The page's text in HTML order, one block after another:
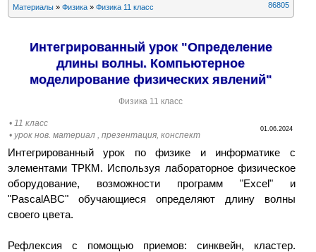
Материалы» Физика» Физика 11 класс 86805
Интегрированный урок "Определение
длины волны. Компьютерное
моделирование физических явлений"
Физика 11 класс
• 11 класс
• урок нов. материал , презентация, конспект
01.06.2024
Интегрированный урок по физике и информатике с
элементами ТРКМ. Используя лабораторное физическое
оборудование, возможности программ "Excel" и
"PascalABC" обучающиеся определяют длину волны
своего цвета.
Рефлексия с помощью приемов: синквейн, кластер.